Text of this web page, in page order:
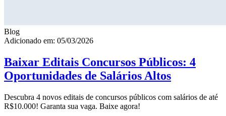
Blog
Adicionado em: 05/03/2026
Baixar Editais Concursos Públicos: 4
Oportunidades de Salários Altos
Descubra 4 novos editais de concursos públicos com salários de até
R$10.000! Garanta sua vaga. Baixe agora!